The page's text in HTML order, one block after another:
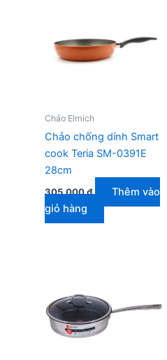
Chảo Elmich
Chảo chống dính Smart
cook Teria SM-0391E
28cm
305.000₫
Thêm vào
giỏ hàng